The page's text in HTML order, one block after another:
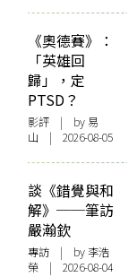
《奧德賽》：
「英雄回
歸」，定
PTSD？
影評 | by 易
山 | 2026-08-05
談《錯覺與和
解》──筆訪
嚴瀚欽
專訪 | by 李浩
榮 | 2026-08-04